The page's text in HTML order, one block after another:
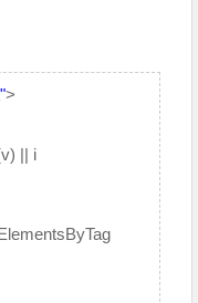
>
|| i